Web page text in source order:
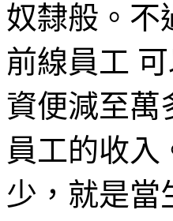
奴隸般。不
前線員工
資便減至萬
員工的收
少，就是當